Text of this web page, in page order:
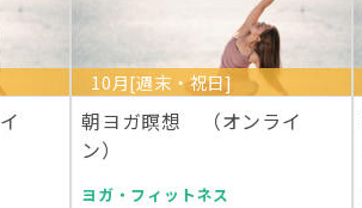
10月[週末・祝日]
朝ヨガ瞑想 （オンライ
ン）
ヨガ・フィットネス